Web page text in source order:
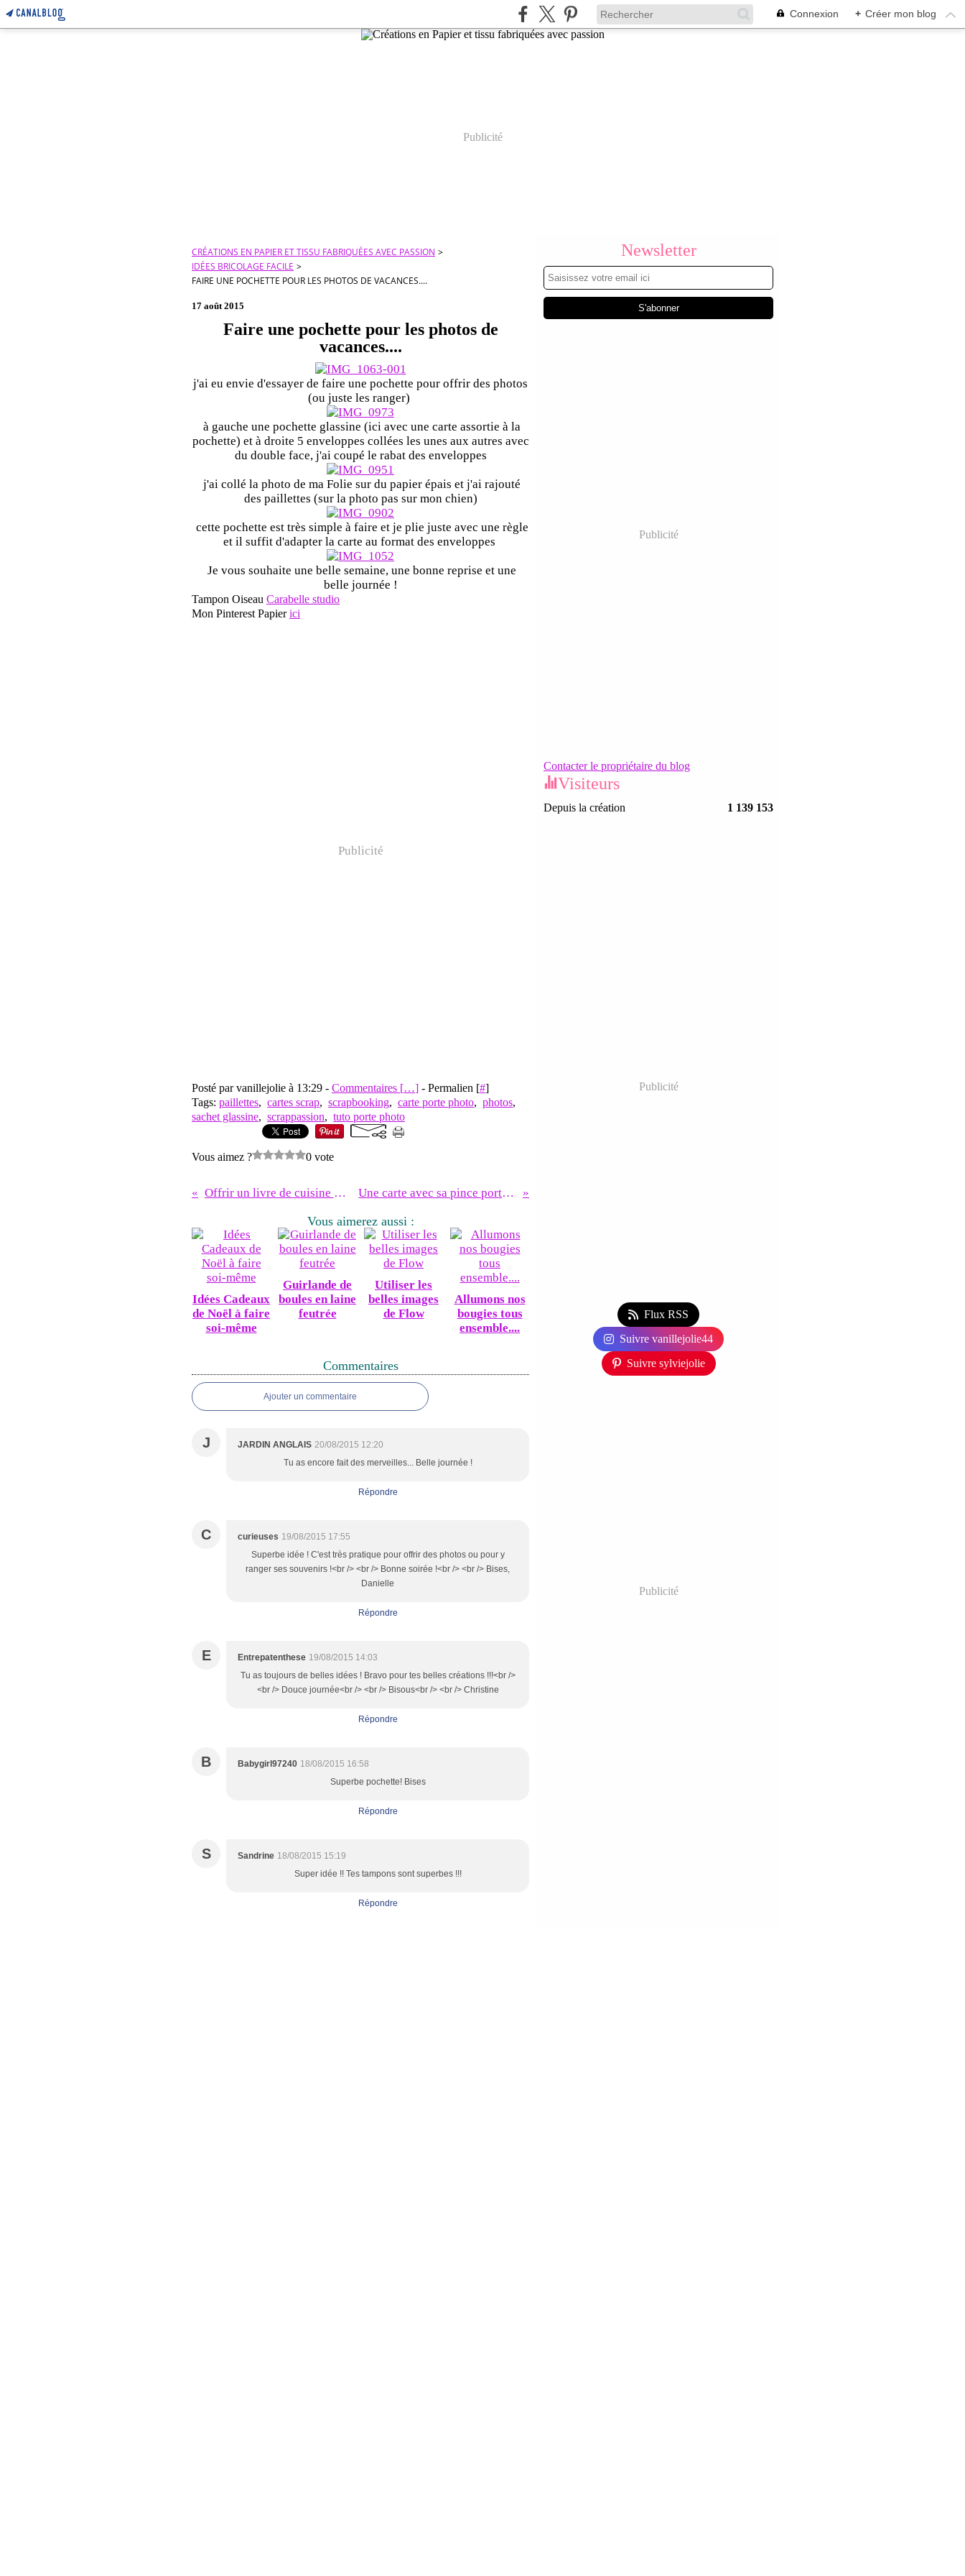
Connexion + Créer mon blog
Publicité
CRÉATIONS EN PAPIER ET TISSU FABRIQUÉES AVEC PASSION >
IDÉES BRICOLAGE FACILE >
FAIRE UNE POCHETTE POUR LES PHOTOS DE VACANCES....
17 août 2015
Faire une pochette pour les photos de
vacances....
j'ai eu envie d'essayer de faire une pochette pour offrir des photos
(ou juste les ranger)
à gauche une pochette glassine (ici avec une carte assortie à la
pochette) et à droite 5 enveloppes collées les unes aux autres avec
du double face, j'ai coupé le rabat des enveloppes
j'ai collé la photo de ma Folie sur du papier épais et j'ai rajouté
des paillettes (sur la photo pas sur mon chien)
cette pochette est très simple à faire et je plie juste avec une règle
et il suffit d'adapter la carte au format des enveloppes
Je vous souhaite une belle semaine, une bonne reprise et une
belle journée !
Tampon Oiseau Carabelle studio
Mon Pinterest Papierici
Publicité
Posté par vanillejolie à 13:29 - Commentaires […] - Permalien [#]
Tags: paillettes, cartes scrap, scrapbooking, carte porte photo, photos,
sachet glassine, scrappassion, tuto porte photo
Vous aimez ? 0 vote
Offrir un livre de cuisine dans une carte Une carte avec sa pince porte documents......
Vous aimerez aussi :
Idées Cadeaux
de Noël à faire
soi-même
Guirlande de
boules en laine
feutrée
Utiliser les
belles images
de Flow
Allumons nos
bougies tous
ensemble....
Commentaires
Ajouter un commentaire
J JARDIN ANGLAIS 20/08/2015 12:20
Tu as encore fait des merveilles... Belle journée !
Répondre
C curieuses 19/08/2015 17:55
Superbe idée ! C'est très pratique pour offrir des photos ou pour y
ranger ses souvenirs !<br /> <br /> Bonne soirée !<br /> <br /> Bises,
Danielle
Répondre
E Entrepatenthese 19/08/2015 14:03
Tu as toujours de belles idées ! Bravo pour tes belles créations !!!<br />
<br /> Douce journée<br /> <br /> Bisous<br /> <br /> Christine
Répondre
B Babygirl97240 18/08/2015 16:58
Superbe pochette! Bises
Répondre
S Sandrine 18/08/2015 15:19
Super idée !! Tes tampons sont superbes !!!
Répondre
Newsletter
Publicité
Contacter le propriétaire du blog
Visiteurs
Depuis la création 1 139 153
Publicité
Flux RSS
Suivre vanillejolie44
Suivre sylviejolie
Publicité